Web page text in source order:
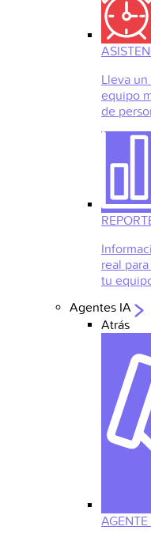
Lleva
equipo
de
real
tu
Agentes IA
Atrás